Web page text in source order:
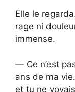
Elle le
rage ni
immense.
— Ce n’est
ans de ma
et tu ne